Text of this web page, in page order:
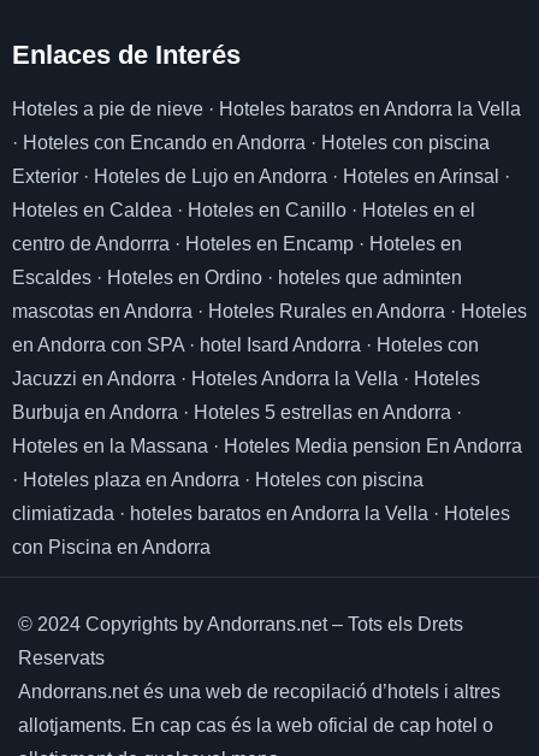
Enlaces de Interés
Hoteles a pie de nieve · Hoteles baratos en Andorra la Vella
· Hoteles con Encando en Andorra · Hoteles con piscina
Exterior · Hoteles de Lujo en Andorra · Hoteles en Arinsal ·
Hoteles en Caldea · Hoteles en Canillo · Hoteles en el
centro de Andorrra · Hoteles en Encamp · Hoteles en
Escaldes · Hoteles en Ordino · hoteles que adminten
mascotas en Andorra · Hoteles Rurales en Andorra · Hoteles
en Andorra con SPA· hotel Isard Andorra · Hoteles con
Jacuzzi en Andorra · Hoteles Andorra la Vella · Hoteles
Burbuja en Andorra · Hoteles 5 estrellas en Andorra ·
Hoteles en la Massana · Hoteles Media pension En Andorra
· Hoteles plaza en Andorra · Hoteles con piscina
climiatizada · hoteles baratos en Andorra la Vella · Hoteles
con Piscina en Andorra
© 2024 Copyrights by Andorrans.net – Tots els Drets
Reservats
Andorrans.net és una web de recopilació d’hotels i altres
allotjaments. En cap cas és la web oficial de cap hotel o